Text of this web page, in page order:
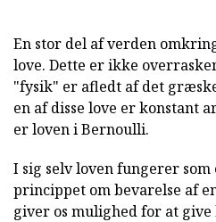
En stor del af verden
love. Dette er ikke
"fysik" er afledt af det
en af disse love er konstant
er loven i Bernoulli.
I sig selv loven fungerer som
princippet om bevarelse af
giver os mulighed for at give